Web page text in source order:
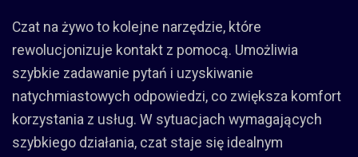
Czat na żywo to kolejne narzędzie, które
rewolucjonizuje kontakt z pomocą. Umożliwia
szybkie zadawanie pytań i uzyskiwanie
natychmiastowych odpowiedzi, co zwiększa komfort
korzystania z usług. W sytuacjach wymagających
szybkiego działania, czat staje się idealnym